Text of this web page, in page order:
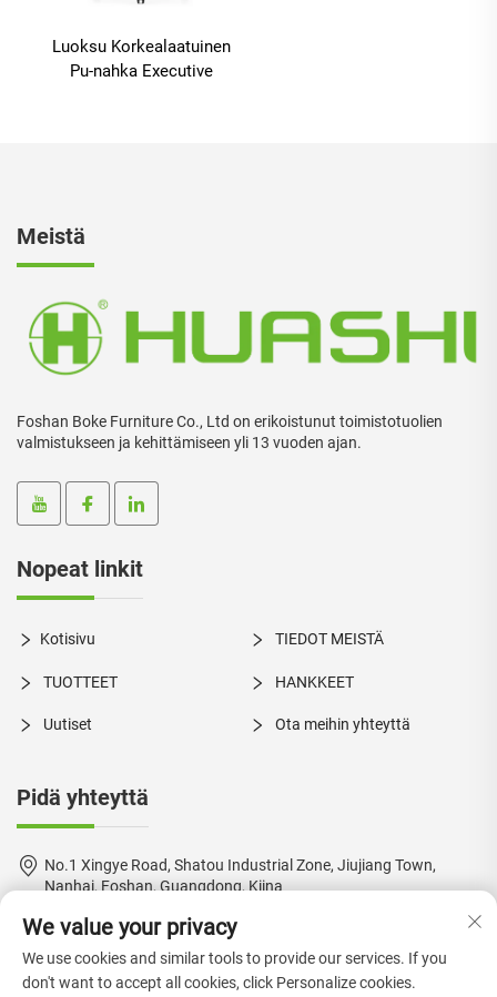
Luoksu Korkealaatuinen
Pu-nahka Executive
Meistä
Foshan Boke Furniture Co., Ltd on erikoistunut toimistotuolien
valmistukseen ja kehittämiseen yli 13 vuoden ajan.
Nopeat linkit
Kotisivu TIEDOT MEISTÄ
TUOTTEET HANKKEET
Uutiset Ota meihin yhteyttä
Pidä yhteyttä
No.1 Xingye Road, Shatou Industrial Zone, Jiujiang Town,
Nanhai, Foshan, Guangdong, Kiina
+86-18924550960
[email protected]
We value your privacy
We use cookies and similar tools to provide our services. If you
don't want to accept all cookies, click Personalize cookies.